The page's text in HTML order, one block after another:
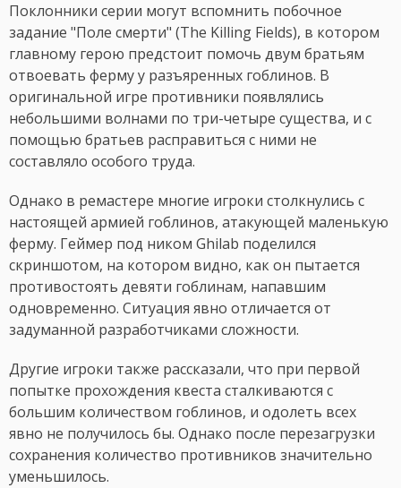
Поклонники серии могут вспомнить побочное
задание "Поле смерти" (The Killing Fields), в котором
главному герою предстоит помочь двум братьям
отвоевать ферму у разъяренных гоблинов. В
оригинальной игре противники появлялись
небольшими волнами по три-четыре существа, и с
помощью братьев расправиться с ними не
составляло особого труда.
Однако в ремастере многие игроки столкнулись с
настоящей армией гоблинов, атакующей маленькую
ферму. Геймер под ником Ghilab поделился
скриншотом, на котором видно, как он пытается
противостоять девяти гоблинам, напавшим
одновременно. Ситуация явно отличается от
задуманной разработчиками сложности.
Другие игроки также рассказали, что при первой
попытке прохождения квеста сталкиваются с
большим количеством гоблинов, и одолеть всех
явно не получилось бы. Однако после перезагрузки
сохранения количество противников значительно
уменьшилось.